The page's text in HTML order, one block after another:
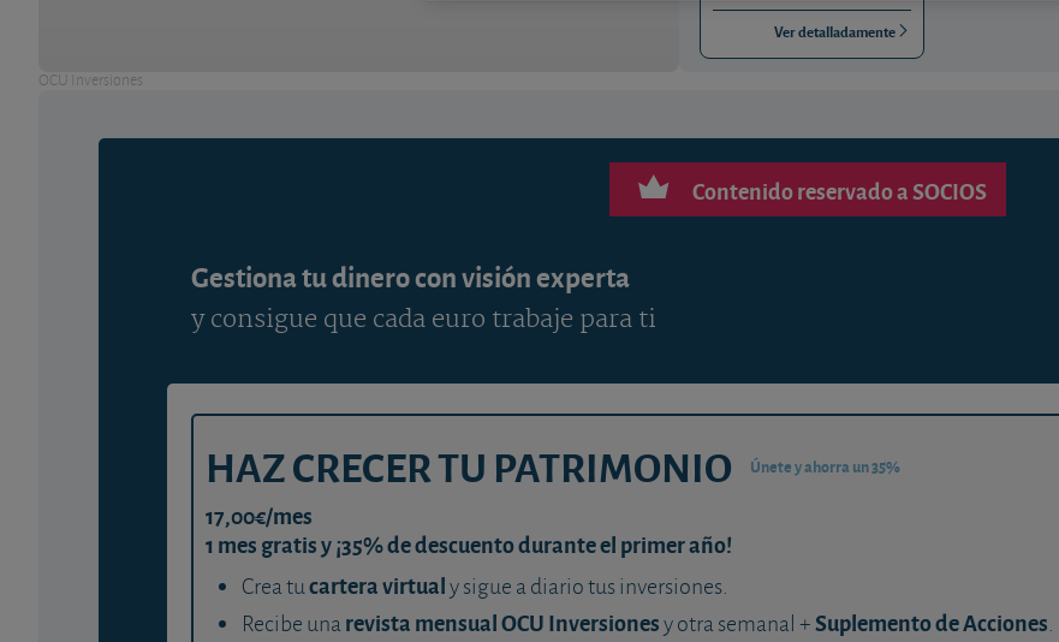
OCU Inversiones
Ver detalladamente
Contenido reservado a SOCIOS
Gestiona tu dinero con visión experta
y consigue que cada euro trabaje para ti
HAZ CRECER TU PATRIMONIO Únete y ahorra un 35%
17,00€/mes
1 mes gratis y ¡35% de descuento durante el primer año!
Crea tucartera virtualy sigue a diario tus inversiones.
Recibe unarevista mensual OCU Inversionesy otra semanal +Suplemento de Acciones.